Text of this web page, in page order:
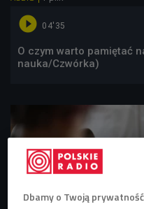
 04'35
O czym warto pamiętać
nauka/Czwórka)
Dbamy o Twoją prywatność